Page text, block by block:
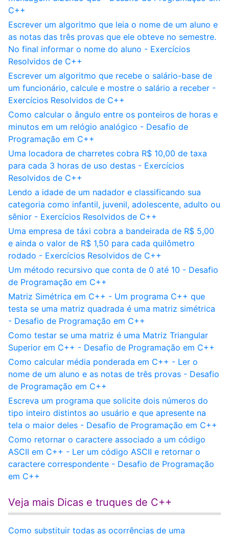
C++
Escrever um algoritmo que leia o nome de um aluno e
as notas das três provas que ele obteve no semestre.
No final informar o nome do aluno - Exercícios
Resolvidos de C++
Escrever um algoritmo que recebe o salário-base de
um funcionário, calcule e mostre o salário a receber -
Exercícios Resolvidos de C++
Como calcular o ângulo entre os ponteiros de horas e
minutos em um relógio analógico - Desafio de
Programação em C++
Uma locadora de charretes cobra R$ 10,00 de taxa
para cada 3 horas de uso destas - Exercícios
Resolvidos de C++
Lendo a idade de um nadador e classificando sua
categoria como infantil, juvenil, adolescente, adulto ou
sênior - Exercícios Resolvidos de C++
Uma empresa de táxi cobra a bandeirada de R$ 5,00
e ainda o valor de R$ 1,50 para cada quilômetro
rodado - Exercícios Resolvidos de C++
Um método recursivo que conta de 0 até 10 - Desafio
de Programação em C++
Matriz Simétrica em C++ - Um programa C++ que
testa se uma matriz quadrada é uma matriz simétrica
- Desafio de Programação em C++
Como testar se uma matriz é uma Matriz Triangular
Superior em C++ - Desafio de Programação em C++
Como calcular média ponderada em C++ - Ler o
nome de um aluno e as notas de três provas - Desafio
de Programação em C++
Escreva um programa que solicite dois números do
tipo inteiro distintos ao usuário e que apresente na
tela o maior deles - Desafio de Programação em C++
Como retornar o caractere associado a um código
ASCII em C++ - Ler um código ASCII e retornar o
caractere correspondente - Desafio de Programação
em C++
Veja mais Dicas e truques de C++
Como substituir todas as ocorrências de uma